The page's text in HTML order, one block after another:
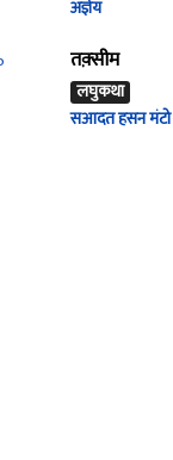
अज्ञेय
तक़्सीम
लघुकथा
सआदत हसन मंटो